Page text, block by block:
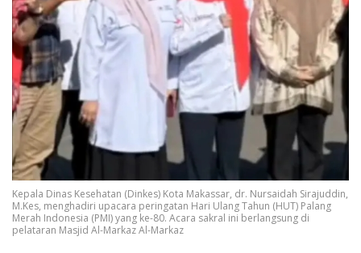
Kepala Dinas Kesehatan (Dinkes) Kota Makassar, dr. Nursaidah Sirajuddin,
M.Kes, menghadiri upacara peringatan Hari Ulang Tahun (HUT) Palang
Merah Indonesia (PMI) yang ke-80. Acara sakral ini berlangsung di
pelataran Masjid Al-Markaz Al-Markaz